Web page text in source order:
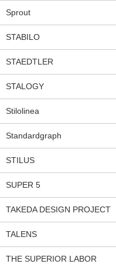
Sprout
STABILO
STAEDTLER
STALOGY
Stilolinea
Standardgraph
STILUS
SUPER 5
TAKEDA DESIGN PROJECT
TALENS
THE SUPERIOR LABOR